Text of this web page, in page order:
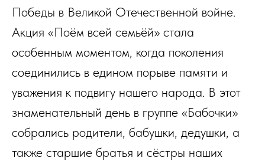
Победы в Великой Отечественной войне.
Акция «Поём всей семьёй» стала
особенным моментом, когда поколения
соединились в едином порыве памяти и
уважения к подвигу нашего народа. В этот
знаменательный день в группе «Бабочки»
собрались родители, бабушки, дедушки, а
также старшие братья и сёстры наших